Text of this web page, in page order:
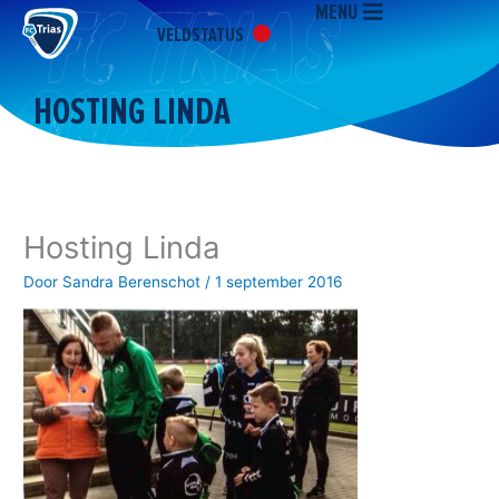
naar
inhoud
VELDSTATUS
MENU
HOSTING LINDA
Hosting Linda
Door Sandra Berenschot /1 september 2016